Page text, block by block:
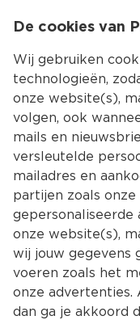
Terug
De cookies van
Wij gebruiken
technologieën,
onze website(s),
volgen, ook
mails en
versleutelde
mailadres en
partijen zoals
onze website(s),
wij jouw gegevens
voeren zoals het
onze advertenties.
dan ga je akkoord